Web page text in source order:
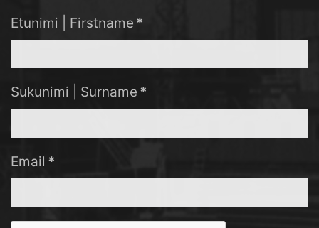
Etunimi | Firstname *
Sukunimi | Surname *
Email *